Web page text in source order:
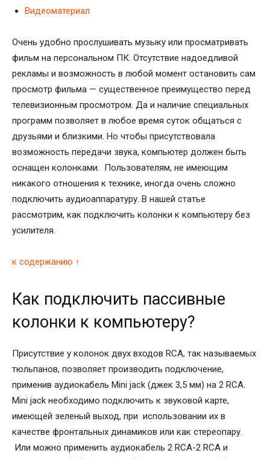
Видеоматериал
Очень удобно прослушивать музыку или просматривать
фильм на персональном ПК. Отсутствие надоедливой
рекламы и возможность в любой момент остановить сам
просмотр фильма — существенное преимущество перед
телевизионным просмотром. Да и наличие специальных
программ позволяет в любое время суток общаться с
друзьями и близкими. Но чтобы присутствовала
возможность передачи звука, компьютер должен быть
оснащен колонками. Пользователям, не имеющим
никакого отношения к технике, иногда очень сложно
подключить аудиоаппаратуру. В нашей статье
рассмотрим, как подключить колонки к компьютеру без
усилителя.
к содержанию ↑
Как подключить пассивные
колонки к компьютеру?
Присутствие у колонок двух входов RCA, так называемых
тюльпанов, позволяет производить подключение,
применив аудиокабель Mini jack (джек 3,5 мм) на 2 RCA.
Mini jack необходимо подключить к звуковой карте,
имеющей зеленый выход, при использовании их в
качестве фронтальных динамиков или как стереопару.
Или можно применить аудиокабель 2 RCA-2 RCA и